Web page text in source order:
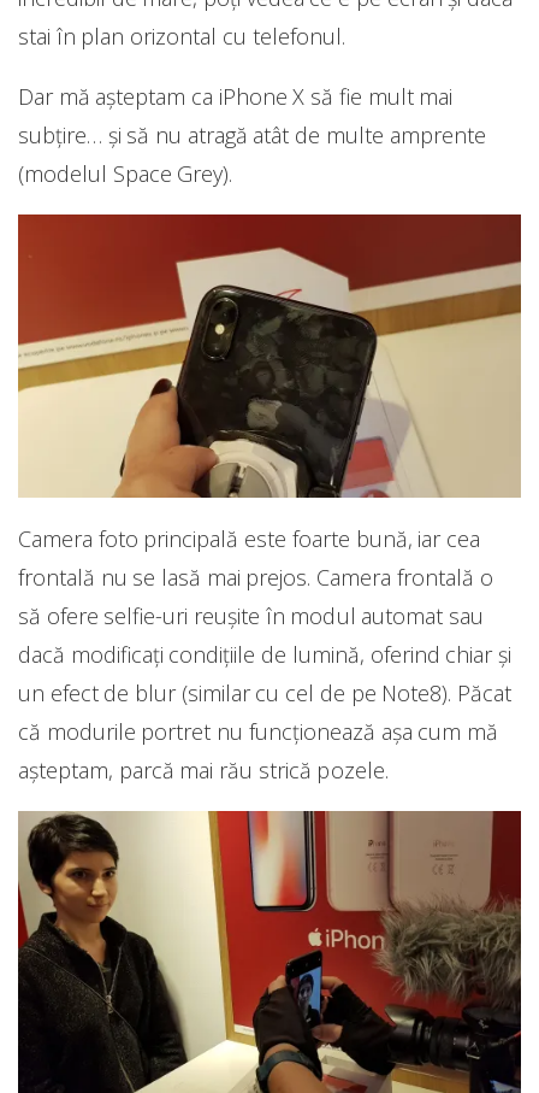
stai în plan orizontal cu telefonul.
Dar mă așteptam ca iPhone X să fie mult mai
subțire… și să nu atragă atât de multe amprente
(modelul Space Grey).
Camera foto principală este foarte bună, iar cea
frontală nu se lasă mai prejos. Camera frontală o
să ofere selfie-uri reușite în modul automat sau
dacă modificați condițiile de lumină, oferind chiar și
un efect de blur (similar cu cel de pe Note8). Păcat
că modurile portret nu funcționează așa cum mă
așteptam, parcă mai rău strică pozele.